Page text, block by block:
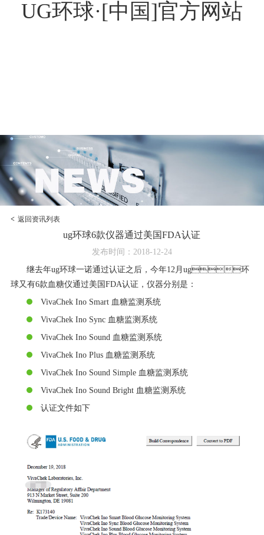
UG环球·[中国]官方网站
< 返回资讯列表
ug环球6款仪器通过美国FDA认证
发布时间：2018-12-24
继去年ug环球一诺通过认证之后，今年12月ug环
球又有6款血糖仪通过美国FDA认证，仪器分别是：
VivaChek Ino Smart 血糖监测系统
VivaChek Ino Sync 血糖监测系统
VivaChek Ino Sound 血糖监测系统
VivaChek Ino Plus 血糖监测系统
VivaChek Ino Sound Simple 血糖监测系统
VivaChek Ino Sound Bright 血糖监测系统
认证文件如下